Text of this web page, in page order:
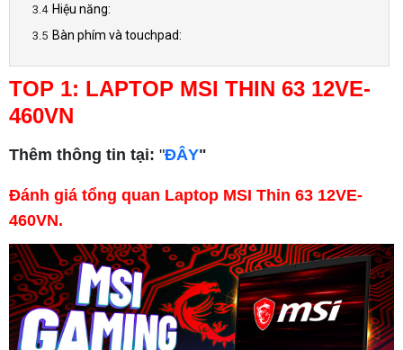
Hiệu năng:
Bàn phím và touchpad:
TOP 1: LAPTOP MSI THIN 63 12VE-
460VN
Thêm thông tin tại: "ĐÂY"
Đánh giá tổng quan Laptop MSI Thin 63 12VE-
460VN.